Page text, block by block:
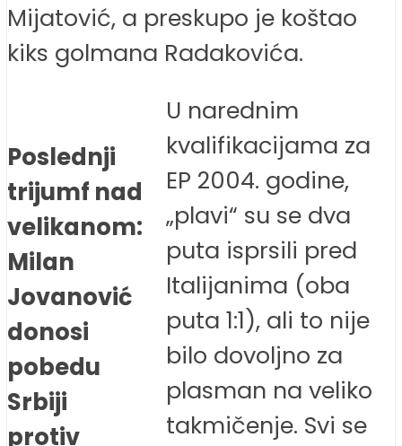
Mijatović, a preskupo je koštao
kiks golmana Radakovića.
Poslednji
trijumf nad
velikanom:
Milan
Jovanović
donosi
pobedu
Srbiji
protiv
U narednim
kvalifikacijama za
EP 2004. godine,
„plavi“ su se dva
puta isprsili pred
Italijanima (oba
puta 1:1), ali to nije
bilo dovoljno za
plasman na veliko
takmičenje. Svi se